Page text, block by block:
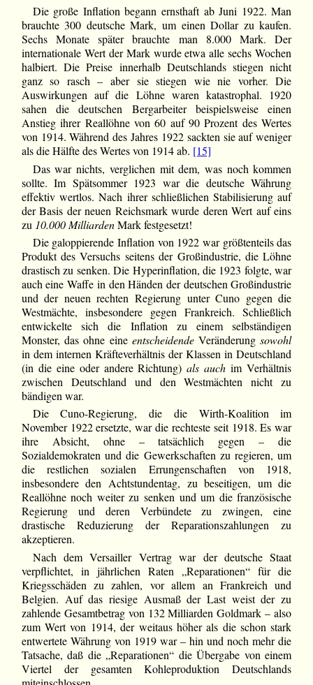
Die große Inflation begann ernsthaft ab Juni 1922. Man
brauchte 300 deutsche Mark, um einen Dollar zu kaufen.
Sechs Monate später brauchte man 8.000 Mark. Der
internationale Wert der Mark wurde etwa alle sechs Wochen
halbiert. Die Preise innerhalb Deutschlands stiegen nicht
ganz so rasch – aber sie stiegen wie nie vorher. Die
Auswirkungen auf die Löhne waren katastrophal. 1920
sahen die deutschen Bergarbeiter beispielsweise einen
Anstieg ihrer Reallöhne von 60 auf 90 Prozent des Wertes
von 1914. Während des Jahres 1922 sackten sie auf weniger
als die Hälfte des Wertes von 1914 ab. [15]
Das war nichts, verglichen mit dem, was noch kommen
sollte. Im Spätsommer 1923 war die deutsche Währung
effektiv wertlos. Nach ihrer schließlichen Stabilisierung auf
der Basis der neuen Reichsmark wurde deren Wert auf eins
zu 10.000 MilliardenMark festgesetzt!
Die galoppierende Inflation von 1922 war größtenteils das
Produkt des Versuchs seitens der Großindustrie, die Löhne
drastisch zu senken. Die Hyperinflation, die 1923 folgte, war
auch eine Waffe in den Händen der deutschen Großindustrie
und der neuen rechten Regierung unter Cuno gegen die
Westmächte, insbesondere gegen Frankreich. Schließlich
entwickelte sich die Inflation zu einem selbständigen
Monster, das ohne eine entscheidendeVeränderungsowohl
in dem internen Kräfteverhältnis der Klassen in Deutschland
(in die eine oder andere Richtung)als auch im Verhältnis
zwischen Deutschland und den Westmächten nicht zu
bändigen war.
Die Cuno-Regierung, die die Wirth-Koalition im
November 1922 ersetzte, war die rechteste seit 1918. Es war
ihre Absicht, ohne – tatsächlich gegen – die
Sozialdemokraten und die Gewerkschaften zu regieren, um
die restlichen sozialen Errungenschaften von 1918,
insbesondere den Achtstundentag, zu beseitigen, um die
Reallöhne noch weiter zu senken und um die französische
Regierung und deren Verbündete zu zwingen, eine
drastische Reduzierung der Reparationszahlungen zu
akzeptieren.
Nach dem Versailler Vertrag war der deutsche Staat
verpflichtet, in jährlichen Raten „Reparationen“ für die
Kriegsschäden zu zahlen, vor allem an Frankreich und
Belgien. Auf das riesige Ausmaß der Last weist der zu
zahlende Gesamtbetrag von 132 Milliarden Goldmark – also
zum Wert von 1914, der weitaus höher als die schon stark
entwertete Währung von 1919 war – hin und noch mehr die
Tatsache, daß die „Reparationen“ die Übergabe von einem
Viertel der gesamten Kohleproduktion Deutschlands